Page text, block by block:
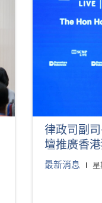
律政司副
壇推廣香
最新消息